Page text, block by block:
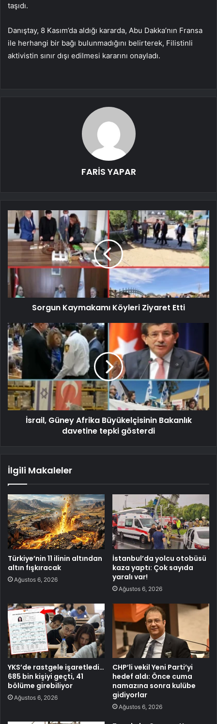
taşıdı.
Danıştay, 8 Kasım’da aldığı kararda, Abu Dakka’nın Fransa
ile herhangi bir bağı bulunmadığını belirterek, Filistinli
aktivistin sınır dışı edilmesi kararını onayladı.
FARİS YAPAR
Sorgun Kaymakamı Köyleri Ziyaret Etti
İsrail, Güney Afrika Büyükelçisinin Bakanlık
davetine tepki gösterdi
İlgili Makaleler
Türkiye’nin 11 ilinin altından
altın fışkıracak
Ağustos 6, 2026
İstanbul’da yolcu otobüsü
kaza yaptı: Çok sayıda
yaralı var!
Ağustos 6, 2026
YKS’de rastgele işaretledi…
685 bin kişiyi geçti, 41
bölüme girebiliyor
Ağustos 6, 2026
CHP’li vekil Yeni Parti’yi
hedef aldı: Önce cuma
namazına sonra kulübe
gidiyorlar
Ağustos 6, 2026